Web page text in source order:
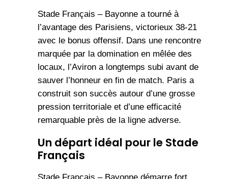
Stade Français – Bayonne a tourné à
l’avantage des Parisiens, victorieux 38-21
avec le bonus offensif. Dans une rencontre
marquée par la domination en mêlée des
locaux, l’Aviron a longtemps subi avant de
sauver l’honneur en fin de match. Paris a
construit son succès autour d’une grosse
pression territoriale et d’une efficacité
remarquable près de la ligne adverse.
Un départ idéal pour le Stade
Français